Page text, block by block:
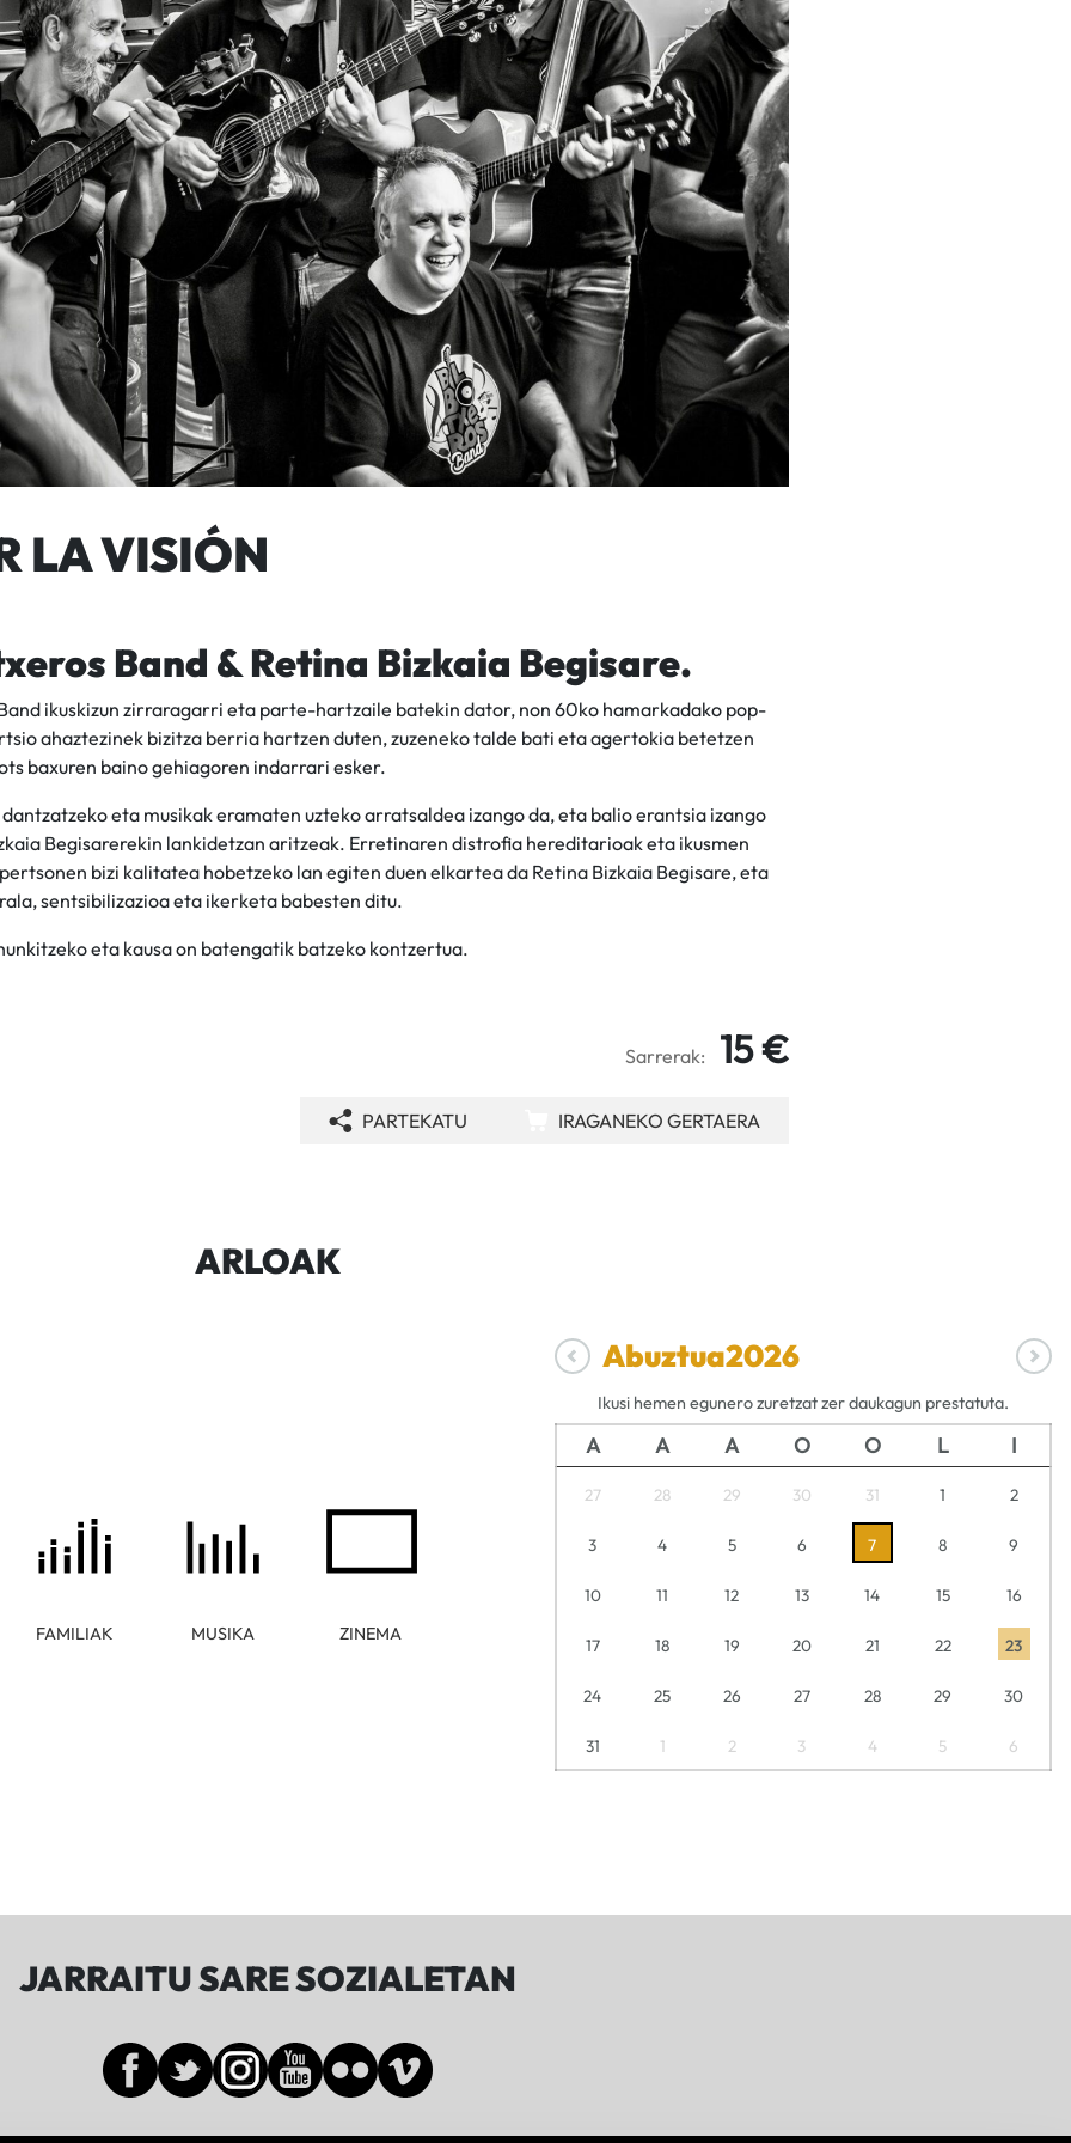
LA VISIÓN
Band & Retina Bizkaia Begisare.
ikuskizun zirraragarri eta parte-hartzaile batekin dator, non 60ko hamarkadako pop-
ahaztezinek bizitza berria hartzen duten, zuzeneko talde bati eta agertokia betetzen
baxuren baino gehiagoren indarrari esker.
eta musikak eramaten uzteko arratsaldea izango da, eta balio erantsia izango
Begisarerekin lankidetzan aritzeak. Erretinaren distrofia hereditarioak eta ikusmen
bizi kalitatea hobetzeko lan egiten duen elkartea da Retina Bizkaia Begisare, eta
sentsibilizazioa eta ikerketa babesten ditu.
eta kausa on batengatik batzeko kontzertua.
Sarrerak: 15 €
PARTEKATU IRAGANEKO GERTAERA
ARLOAK
FAMILIAK MUSIKA ZINEMA
Abuztua2026
Ikusi hemen egunero zuretzat zer daukagun prestatuta.
A A A O O L I
27 28 29 30 31 1 2
3 4 5 6 7 8 9
10 11 12 13 14 15 16
17 18 19 20 21 22 23
24 25 26 27 28 29 30
31 1 2 3 4 5 6
JARRAITU SARE SOZIALETAN